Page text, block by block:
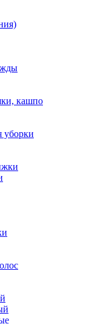
кашпо
уборки